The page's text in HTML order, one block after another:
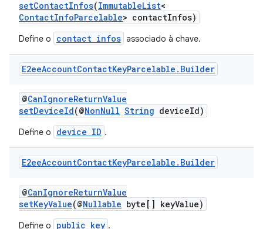
setContactInfos(ImmutableList<
ContactInfoParcelable> contactInfos)
Define o contact infos associado à chave.
E2eeAccountContactKeyParcelable . Builder
@CanIgnoreReturnValue
setDeviceId(@NonNull String deviceId)
Define o device ID .
E2eeAccountContactKeyParcelable . Builder
@CanIgnoreReturnValue
setKeyValue(@Nullable byte[] keyValue)
Define o public key .